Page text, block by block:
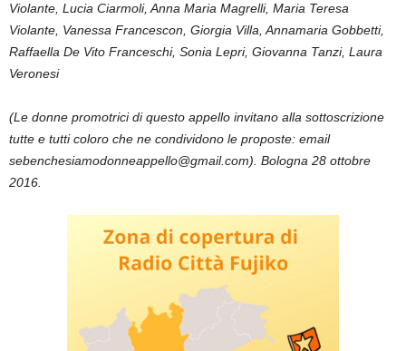
Violante, Lucia Ciarmoli, Anna Maria Magrelli, Maria Teresa
Violante, Vanessa Francescon, Giorgia Villa, Annamaria Gobbetti,
Raffaella De Vito Franceschi, Sonia Lepri, Giovanna Tanzi, Laura
Veronesi
(Le donne promotrici di questo appello invitano alla sottoscrizione
tutte e tutti coloro che ne condividono le proposte: email
sebenchesiamodonneappello@gmail.com). Bologna 28 ottobre
2016.